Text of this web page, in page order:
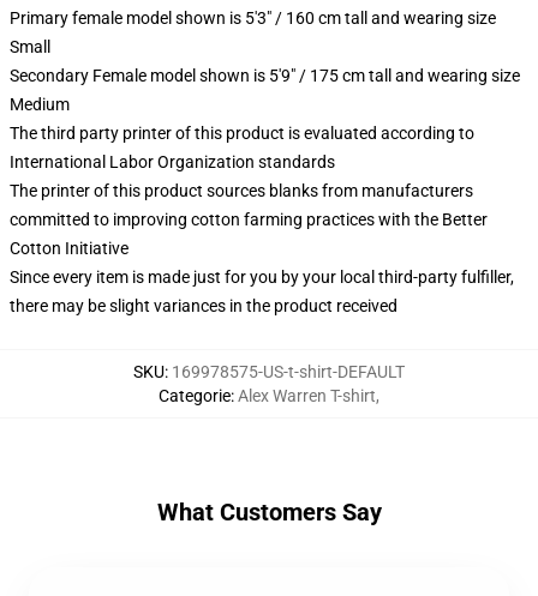
Primary female model shown is 5'3" / 160 cm tall and wearing size
Small
Secondary Female model shown is 5'9" / 175 cm tall and wearing size
Medium
The third party printer of this product is evaluated according to
International Labor Organization standards
The printer of this product sources blanks from manufacturers
committed to improving cotton farming practices with the Better
Cotton Initiative
Since every item is made just for you by your local third-party fulfiller,
there may be slight variances in the product received
SKU: 169978575-US-t-shirt-DEFAULT
Categorie:Alex Warren T-shirt,
What Customers Say